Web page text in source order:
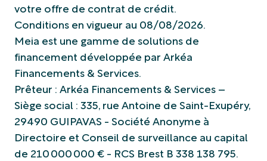
votre offre de contrat de crédit.
Conditions en vigueur au 08/08/2026.
Meia est une gamme de solutions de
financement développée par Arkéa
Financements & Services.
Prêteur : Arkéa Financements & Services –
Siège social : 335, rue Antoine de Saint-Exupéry,
29490 GUIPAVAS - Société Anonyme à
Directoire et Conseil de surveillance au capital
de 210 000 000 € - RCS Brest B 338 138 795.